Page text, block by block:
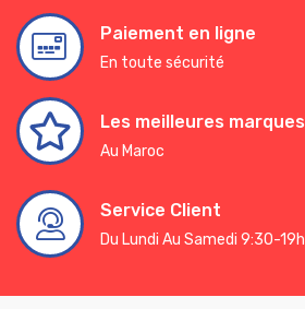
Paiement en ligne
En toute sécurité
Les meilleures marques
Au Maroc
Service Client
Du Lundi Au Samedi 9:30-19h